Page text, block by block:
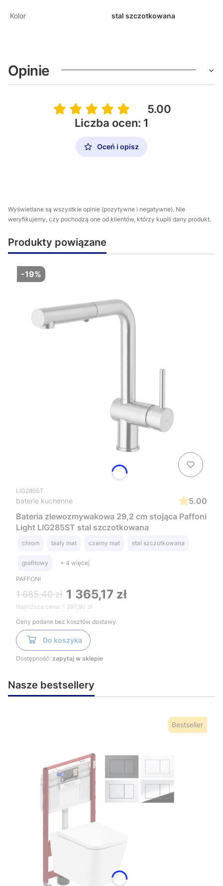
Kolor stal szczotkowana
Opinie
5.00
Liczba ocen: 1
Oceń i opisz
Wyświetlane są wszystkie opinie (pozytywne i negatywne). Nie
weryfikujemy, czy pochodzą one od klientów, którzy kupili dany produkt.
Produkty powiązane
-19%
LIG285ST
baterie kuchenne
5.00
Bateria zlewozmywakowa 29,2 cm stojąca Paffoni
Light LIG285ST stal szczotkowana
chrom biały mat czarny mat stal szczotkowana
grafitowy + 4 więcej
PAFFONI
1 685,40 zł 1 365,17 zł
Najniższa cena: 1 287,90 zł
Ceny podane bez kosztów dostawy.
Do koszyka
Dostępność: zapytaj w sklepie
Nasze bestsellery
Bestseller